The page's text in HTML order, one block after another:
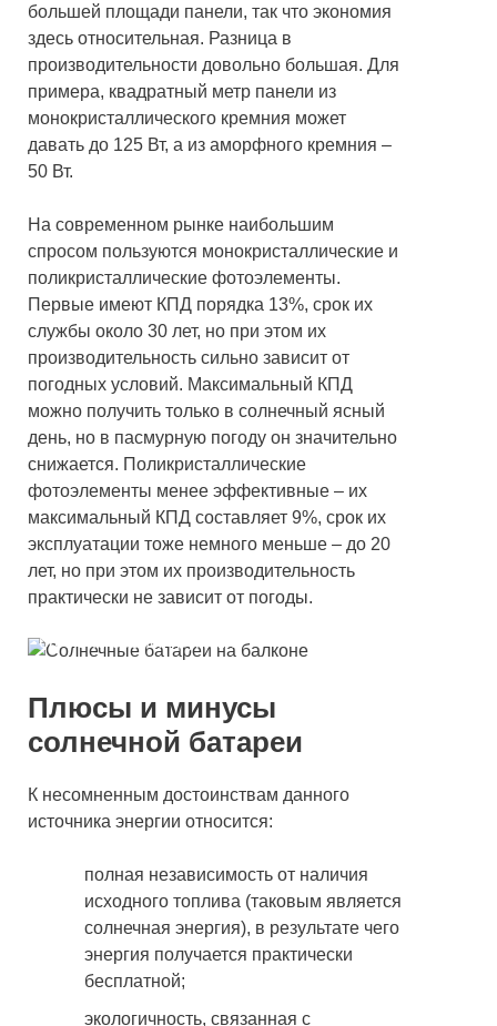
большей площади панели, так что экономия
здесь относительная. Разница в
производительности довольно большая. Для
примера, квадратный метр панели из
монокристаллического кремния может
давать до 125 Вт, а из аморфного кремния –
50 Вт.
На современном рынке наибольшим
спросом пользуются монокристаллические и
поликристаллические фотоэлементы.
Первые имеют КПД порядка 13%, срок их
службы около 30 лет, но при этом их
производительность сильно зависит от
погодных условий. Максимальный КПД
можно получить только в солнечный ясный
день, но в пасмурную погоду он значительно
снижается. Поликристаллические
фотоэлементы менее эффективные – их
максимальный КПД составляет 9%, срок их
эксплуатации тоже немного меньше – до 20
лет, но при этом их производительность
практически не зависит от погоды.
балконе своими руками
Плюсы и минусы
солнечной батареи
К несомненным достоинствам данного
источника энергии относится:
полная независимость от наличия
исходного топлива (таковым является
солнечная энергия), в результате чего
энергия получается практически
бесплатной;
экологичность, связанная с